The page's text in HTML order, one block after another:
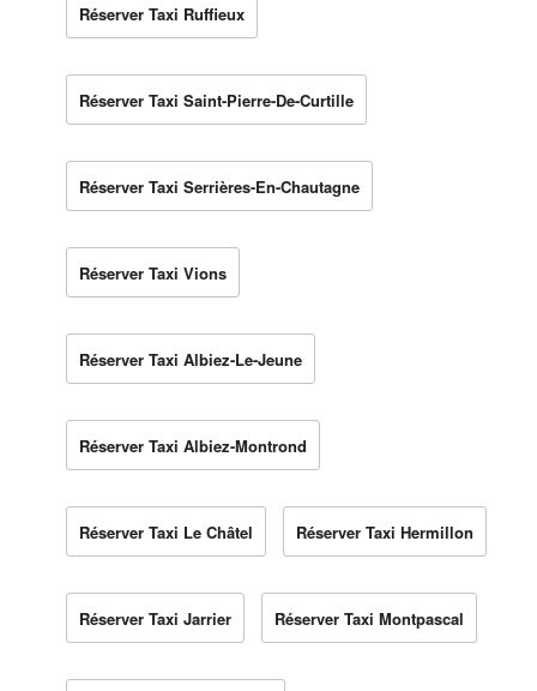
Réserver Taxi Ruffieux
Réserver Taxi Saint-Pierre-De-Curtille
Réserver Taxi Serrières-En-Chautagne
Réserver Taxi Vions
Réserver Taxi Albiez-Le-Jeune
Réserver Taxi Albiez-Montrond
Réserver Taxi Le Châtel Réserver Taxi Hermillon
Réserver Taxi Jarrier Réserver Taxi Montpascal